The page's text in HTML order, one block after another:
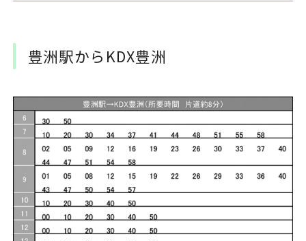
豊洲駅からKDX豊洲